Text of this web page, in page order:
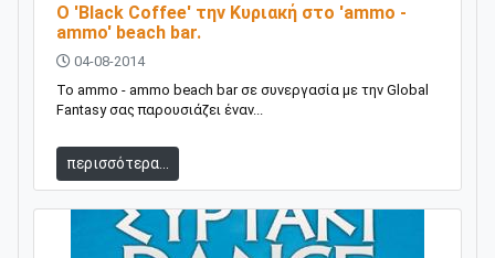
Ο 'Black Coffee' την Κυριακή στο 'ammo -
ammo' beach bar.
04-08-2014
Το ammo - ammo beach bar σε συνεργασία με την Global
Fantasy σας παρουσιάζει έναν...
περισσότερα...